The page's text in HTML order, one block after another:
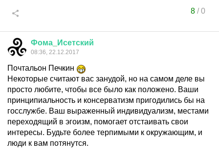
8/0
Фома Исетский
08:36, 22.12.2017
Почтальон Печкин
Некоторые считают вас занудой, но на самом деле вы
просто любите, чтобы все было как положено. Ваши
принципиальность и консерватизм пригодились бы на
госслужбе. Ваш выраженный индивидуализм, местами
переходящий в эгоизм, помогает отстаивать свои
интересы. Будьте более терпимыми к окружающим, и
люди к вам потянутся.